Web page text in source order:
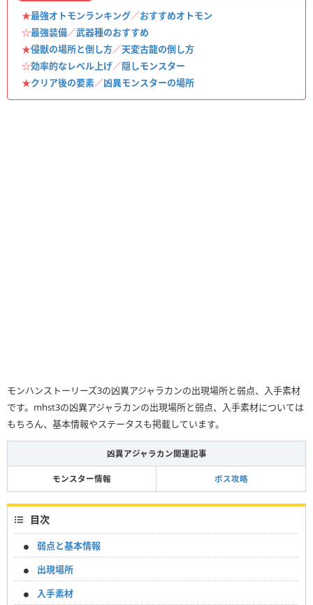
★最強オトモンランキング／おすすめオトモン
☆最強装備／武器種のおすすめ
★侵獣の場所と倒し方／天変古龍の倒し方
☆効率的なレベル上げ／隠しモンスター
★クリア後の要素／凶異モンスターの場所
モンハンストーリーズ3の凶異アジャラカンの出現場所と弱点、入手素材
です。mhst3の凶異アジャラカンの出現場所と弱点、入手素材については
もちろん、基本情報やステータスも掲載しています。
凶異アジャラカン関連記事
モンスター情報 ボス攻略
目次
弱点と基本情報
出現場所
入手素材